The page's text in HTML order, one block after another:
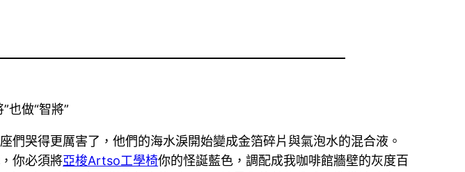
也做“智將”
哭得更厲害了，他們的海水淚開始變成金箔碎片與氣泡水的混合液。
你必須將亞梭Artso工學椅你的怪誕藍色，調配成我咖啡館牆壁的灰度百